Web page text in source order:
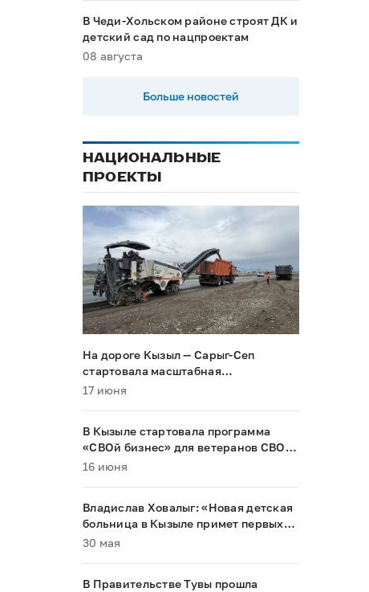
В Чеди-Хольском районе строят ДК и
детский сад по нацпроектам
08 августа
Больше новостей
НАЦИОНАЛЬНЫЕ
ПРОЕКТЫ
На дороге Кызыл — Сарыг-Сеп
стартовала масштабная
реконструкция
17 июня
В Кызыле стартовала программа
«СВОй бизнес» для ветеранов СВО и
их семей
16 июня
Владислав Ховалыг: «Новая детская
больница в Кызыле примет первых
пациентов в 2028 году»
30 мая
В Правительстве Тувы прошла